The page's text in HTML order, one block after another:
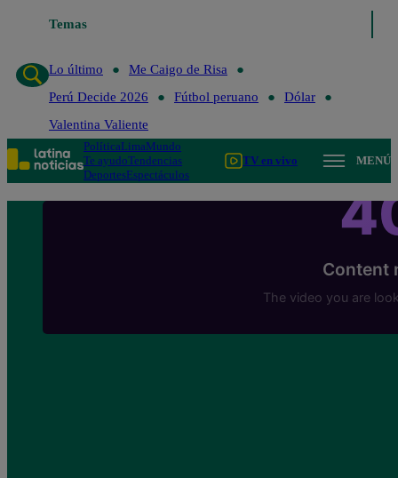
Temas
Lo último
Me Caigo de Risa
Perú Decide 2026
Fútbol peruano
Dólar
Valentina Valiente
PolíticaLimaMundo
Te ayudoTendencias
DeportesEspectáculos
TV en vivo MENÚ